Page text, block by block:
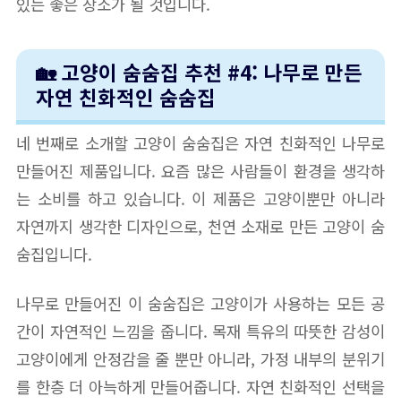
🏡 고양이 숨숨집 추천 #4: 나무로 만든
자연 친화적인 숨숨집
네 번째로 소개할 고양이 숨숨집은 자연 친화적인 나무로
만들어진 제품입니다. 요즘 많은 사람들이 환경을 생각하
는 소비를 하고 있습니다. 이 제품은 고양이뿐만 아니라
자연까지 생각한 디자인으로, 천연 소재로 만든 고양이 숨
숨집입니다.
나무로 만들어진 이 숨숨집은 고양이가 사용하는 모든 공
간이 자연적인 느낌을 줍니다. 목재 특유의 따뜻한 감성이
고양이에게 안정감을 줄 뿐만 아니라, 가정 내부의 분위기
를 한층 더 아늑하게 만들어줍니다. 자연 친화적인 선택을